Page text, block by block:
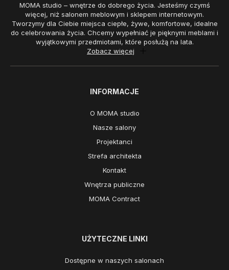
MOMA studio – wnętrze do dobrego życia. Jesteśmy czymś
więcej, niż salonem meblowym i sklepem internetowym.
Tworzymy dla Ciebie miejsca ciepłe, żywe, komfortowe, idealne
do celebrowania życia. Chcemy wypełniać je pięknymi meblami i
wyjątkowymi przedmiotami, które posłużą na lata.
Zobacz więcej
INFORMACJE
O MOMA studio
Nasze salony
Projektanci
Strefa architekta
Kontakt
Wnętrza publiczne
MOMA Contract
UŻYTECZNE LINKI
Dostępne w naszych salonach